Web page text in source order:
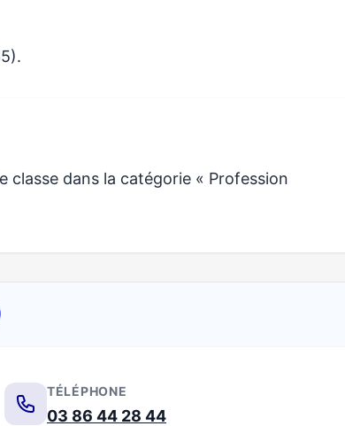
classe dans la catégorie « Profession
TÉLÉPHONE
03 86 44 28 44